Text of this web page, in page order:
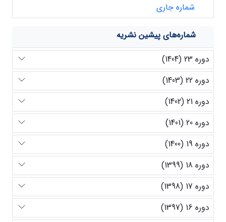
شماره جاری
شماره‌های پیشین نشریه
دوره 23 (1404)
دوره 22 (1403)
دوره 21 (1402)
دوره 20 (1401)
دوره 19 (1400)
دوره 18 (1399)
دوره 17 (1398)
دوره 16 (1397)